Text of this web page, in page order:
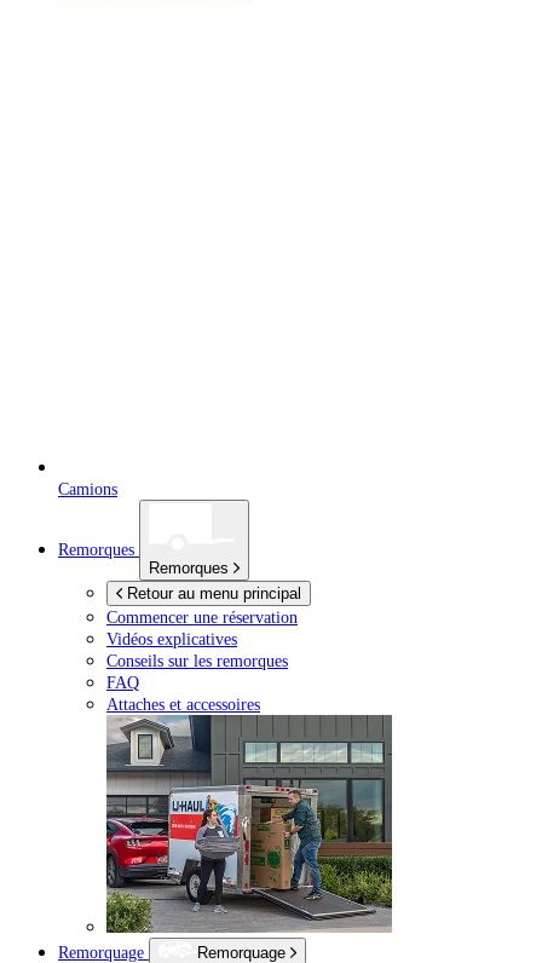
Camions
Remorques
Remorques
Retour au menu principal
Commencer une réservation
Vidéos explicatives
Conseils sur les remorques
FAQ
Attaches et accessoires
Remorquage
Remorquage